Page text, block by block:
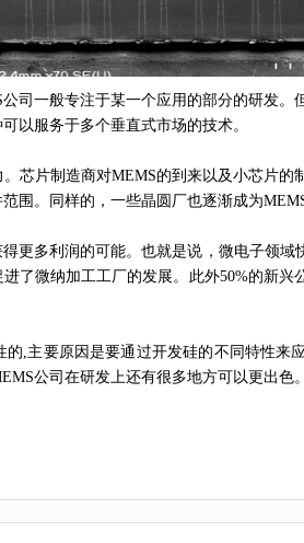
司一般专注于某一个应用的部分的研发
以服务于多个垂直式市场的技术。
芯片制造商对MEMS的到来以及小芯片
围。同样的，一些晶圆厂也逐渐成为
更多利润的可能。也就是说，微电子领域
进了微纳加工工厂的发展。此外50%的新兴
,主要原因是要通过开发硅的不同特性
公司在研发上还有很多地方可以更出色。